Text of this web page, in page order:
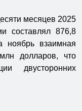
месяцев 2025
составлял 876,8
ноябрь взаимная
долларов, что
двусторонних